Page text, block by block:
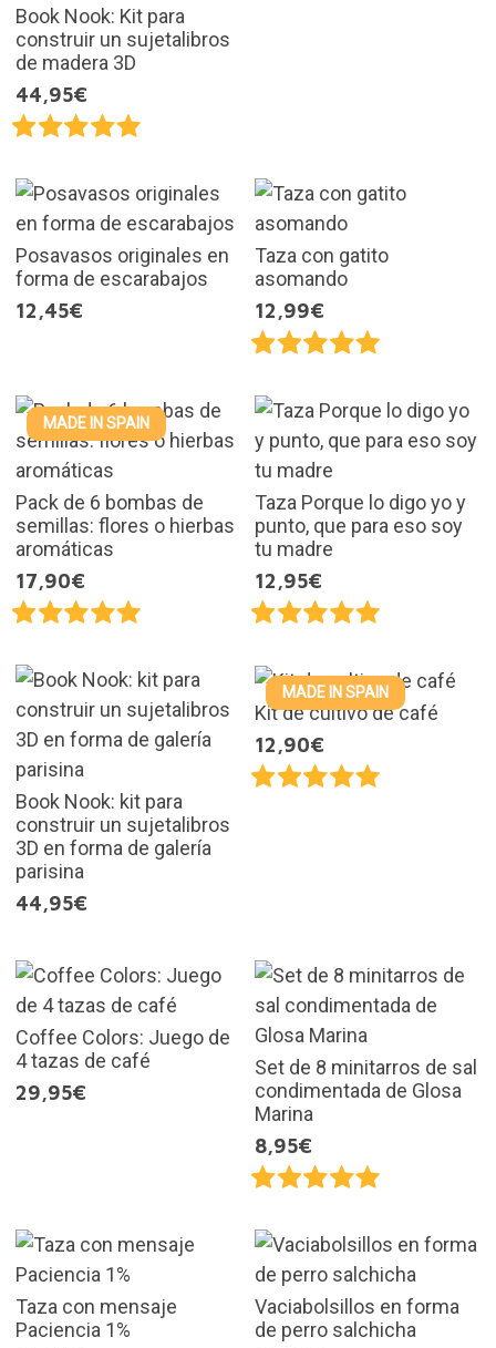
Book Nook: Kit para
construir un sujetalibros
de madera 3D
44,95€
Posavasos originales en
forma de escarabajos
12,45€
Taza con gatito
asomando
12,99€
MADE IN SPAIN
Pack de 6 bombas de
semillas: flores o hierbas
aromáticas
17,90€
Taza Porque lo digo yo y
punto, que para eso soy
tu madre
12,95€
Book Nook: kit para
construir un sujetalibros
3D en forma de galería
parisina
44,95€
MADE IN SPAIN
Kit de cultivo de café
12,90€
Coffee Colors: Juego de
4 tazas de café
29,95€
Set de 8 minitarros de sal
condimentada de Glosa
Marina
8,95€
Taza con mensaje
Paciencia 1%
Vaciabolsillos en forma
de perro salchicha